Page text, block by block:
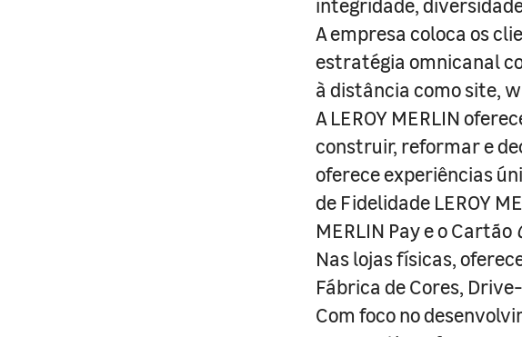
A empresa coloca os
estratégia omnicanal
à distância como site,
A LEROY MERLIN
construir, reformar e
oferece experiências
de Fidelidade LEROY
MERLIN Pay e o Cartão
Nas lojas físicas,
Fábrica de Cores,
Com foco no